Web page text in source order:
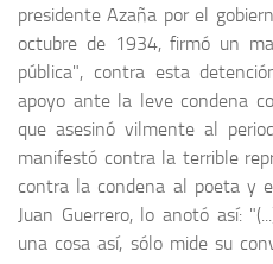
presidente Azaña por el
octubre de 1934, firmó un
pública", contra esta
apoyo ante la leve condena
que asesinó vilmente al
manifestó contra la terrible
contra la condena al poeta y
Juan Guerrero, lo anotó así:
una cosa así, sólo mide su